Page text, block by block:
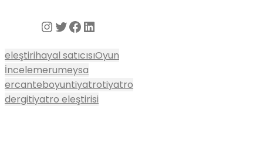
Instagram
Twitter
Facebook
LinkedIn
eleştirihayal satıcısıOyun
İncelemerumeysa
ercanteboyuntiyatrotiyatro
dergitiyatro eleştirisi